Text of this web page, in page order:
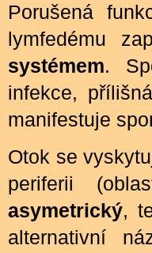
Porušená
lymfedému
systémem.
infekce,
manifestuje
Otok se
periferii
asymetrický,
alternativní